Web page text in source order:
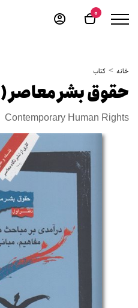
0
خانه کتاب
حقوق بشر معاصر
Contemporary Human Rights